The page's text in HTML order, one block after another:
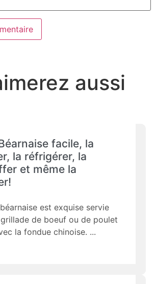
aussi
facile, la
la réfrigérer, la
et même la
est exquise servie
de boeuf ou de poulet
la fondue chinoise.